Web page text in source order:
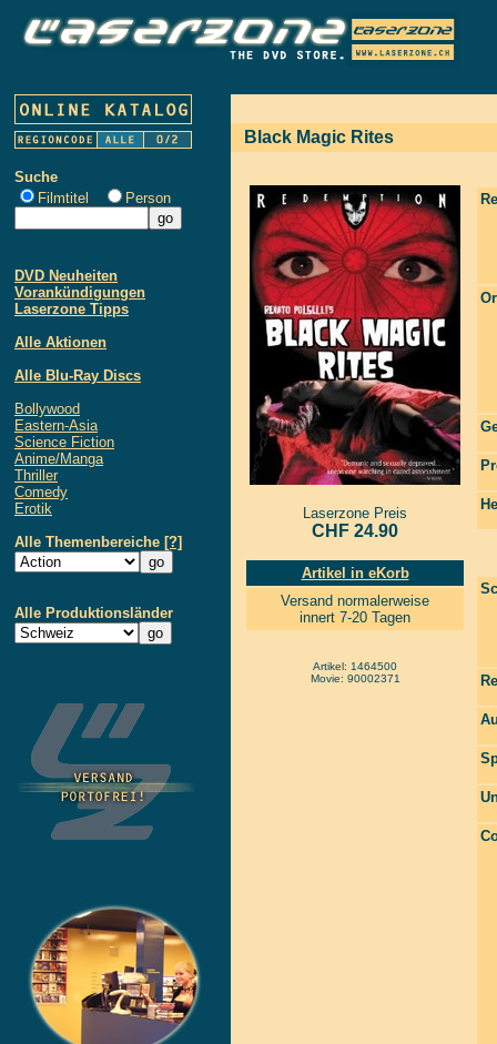
Suche
Filmtitel
Person
DVD Neuheiten
Vorankündigungen
Laserzone Tipps
Alle Aktionen
Alle Blu-Ray Discs
Bollywood
Eastern-Asia
Science Fiction
Anime/Manga
Thriller
Comedy
Erotik
Alle Themenbereiche [?]
Alle Produktionsländer
Black Magic Rites
Laserzone Preis
CHF 24.90
Artikel in eKorb
Versand normalerweise
innert 7-20 Tagen
Artikel: 1464500
Movie: 90002371